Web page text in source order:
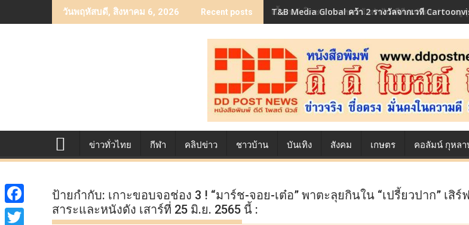
to
วันพฤหัสบดี, สิงหาคม 6, 2026 Recent posts T&B Media Global คว้า 2 รางวัลจากเวที
เบื้องหลังโภชนาการของนักล่าฝัน ซีพีเอฟ เผย 10 เมนู
ข่าวทั่วไทย กีฬา คลิปข่าว ชาวบ้าน บันเทิง สังคม เกษตร คอลัมน์ กุหลา
ป้ายกำกับ: เกาะขอบจอช่อง 3 ! “มาร์ช-จอย-เต๋อ” พาตะลุยกินใน “เปรี้ยวปาก” เสิร์
สาระและหนังดัง เสาร์ที่ 25 มิ.ย. 2565 นี้ :
F